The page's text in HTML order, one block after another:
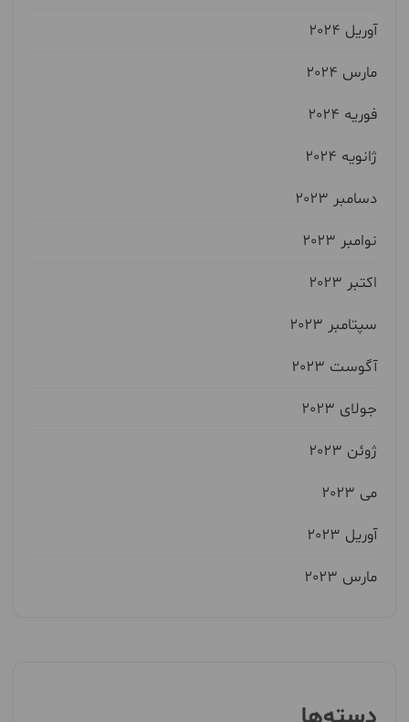
آوریل 2024
مارس 2024
فوریه 2024
ژانویه 2024
دسامبر 2023
نوامبر 2023
اکتبر 2023
سپتامبر 2023
آگوست 2023
جولای 2023
ژوئن 2023
می 2023
آوریل 2023
مارس 2023